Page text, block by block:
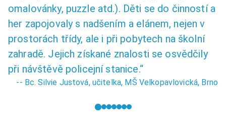
omalovánky, puzzle atd.). Děti se do činností a
her zapojovaly s nadšením a elánem, nejen v
prostorách třídy, ale i při pobytech na školní
zahradě. Jejich získané znalosti se osvědčily
při návštěvě policejní stanice.“
-- Bc. Silvie Justová, učitelka, MŠ Velkopavlovická, Brno